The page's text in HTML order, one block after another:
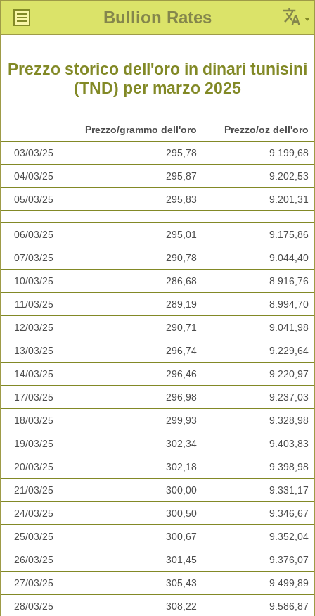
Bullion Rates
Prezzo storico dell'oro in dinari tunisini
(TND) per marzo 2025
Prezzo/grammo dell'oro Prezzo/oz dell'oro
03/03/25 295,78 9.199,68
04/03/25 295,87 9.202,53
05/03/25 295,83 9.201,31
06/03/25 295,01 9.175,86
07/03/25 290,78 9.044,40
10/03/25 286,68 8.916,76
11/03/25 289,19 8.994,70
12/03/25 290,71 9.041,98
13/03/25 296,74 9.229,64
14/03/25 296,46 9.220,97
17/03/25 296,98 9.237,03
18/03/25 299,93 9.328,98
19/03/25 302,34 9.403,83
20/03/25 302,18 9.398,98
21/03/25 300,00 9.331,17
24/03/25 300,50 9.346,67
25/03/25 300,67 9.352,04
26/03/25 301,45 9.376,07
27/03/25 305,43 9.499,89
28/03/25 308,22 9.586,87